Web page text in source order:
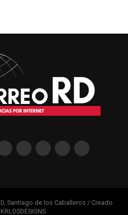
Santiago de los Caballeros / Creado